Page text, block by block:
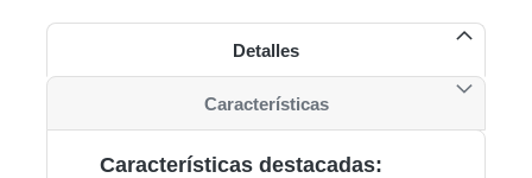
Detalles
Características destacadas:
Características